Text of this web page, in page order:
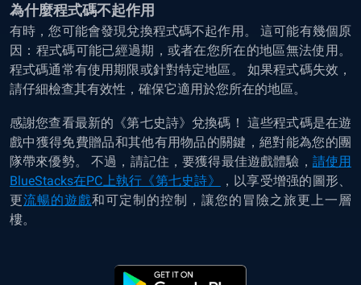
為什麼程式碼不起作用
有時，您可能會發現兌換程式碼不起作用。 這可能有幾個原
因：程式碼可能已經過期，或者在您所在的地區無法使用。
程式碼通常有使用期限或針對特定地區。 如果程式碼失效，
請仔細檢查其有效性，確保它適用於您所在的地區。
感謝您查看最新的《第七史詩》兌換碼！ 這些程式碼是在遊
戲中獲得免費贈品和其他有用物品的關鍵，絕對能為您的團
隊帶來優勢。 不過，請記住，要獲得最佳遊戲體驗， 請使用
BlueStacks在PC上執行《第七史詩》
，以享受增强的圖形、
更流暢的遊戲和可定制的控制，讓您的冒險之旅更上一層
樓。